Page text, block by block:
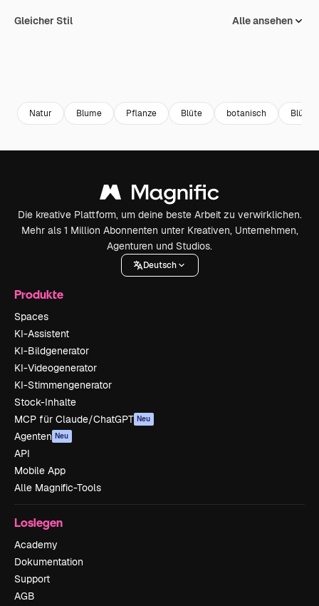
Gleicher Stil Alle ansehen
Natur Blume Pflanze Blüte botanisch
Die kreative Plattform, um deine beste Arbeit zu verwirklichen.
Mehr als 1 Million Abonnenten unter Kreativen, Unternehmen,
Agenturen und Studios.
Deutsch
Produkte
Spaces
KI-Assistent
KI-Bildgenerator
KI-Videogenerator
KI-Stimmengenerator
Stock-Inhalte
MCP für Claude/ChatGPT Neu
Agenten Neu
API
Mobile App
Alle Magnific-Tools
Loslegen
Academy
Dokumentation
Support
AGB